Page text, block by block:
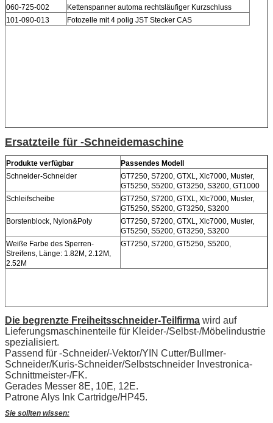
060-725-002
Kettenspanner automa rechtsläufiger Kurzschluss
101-090-013
Fotozelle mit 4 polig JST Stecker CAS
Ersatzteile für -Schneidemaschine
Produkte verfügbar
Passendes Modell
Schneider-Schneider
GT7250, S7200, GTXL, Xlc7000, Muster,
GT5250, S5200, GT3250, S3200, GT1000
Schleifscheibe
GT7250, S7200, GTXL, Xlc7000, Muster,
GT5250, S5200, GT3250, S3200
Borstenblock, Nylon&Poly
GT7250, S7200, GTXL, Xlc7000, Muster,
GT5250, S5200, GT3250, S3200
Weiße Farbe des Sperren-
Streifens, Länge: 1.82M, 2.12M,
2.52M
GT7250, S7200, GT5250, S5200,
Die begrenzte Freiheitsschneider-Teilfirma wird auf
Lieferungsmaschinenteile für Kleider-/Selbst-/Möbelindustrie
spezialisiert.
Passend für -Schneider/-Vektor/YIN Cutter/Bullmer-
Schneider/Kuris-Schneider/Selbstschneider Investronica-
Schnittmeister-/FK.
Gerades Messer 8E, 10E, 12E.
Patrone Alys Ink Cartridge/HP45.
Sie sollten wissen: